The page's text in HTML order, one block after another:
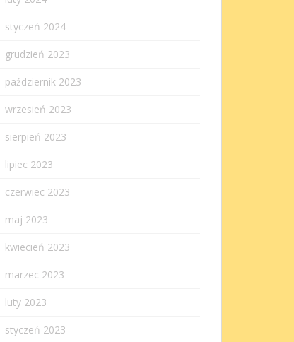
styczeń 2024
grudzień 2023
październik 2023
wrzesień 2023
sierpień 2023
lipiec 2023
czerwiec 2023
maj 2023
kwiecień 2023
marzec 2023
luty 2023
styczeń 2023